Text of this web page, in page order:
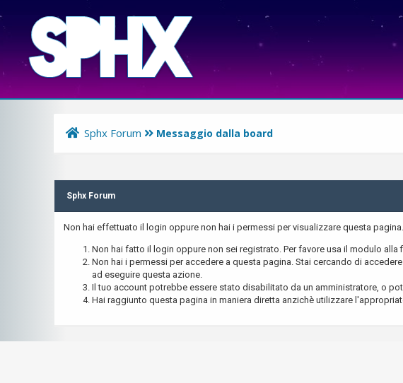
Sphx Forum Messaggio dalla board
Sphx Forum
Non hai effettuato il login oppure non hai i permessi per visualizzare questa
Non hai fatto il login oppure non sei registrato. Per favore usa il modulo
Non hai i permessi per accedere a questa pagina. Stai cercando di
ad eseguire questa azione.
Il tuo account potrebbe essere stato disabilitato da un amministratore, o
Hai raggiunto questa pagina in maniera diretta anzichè utilizzare